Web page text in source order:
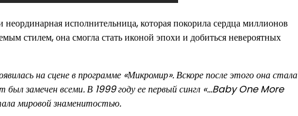
исполнительница, которая покорила сердца миллионов
стилем, она смогла стать иконой эпохи и добиться невероятных
на сцене в программе «Микромир». Вскоре после этого она стала
замечен всеми. В 1999 году ее первый сингл «…Baby One More
мировой знаменитостью.